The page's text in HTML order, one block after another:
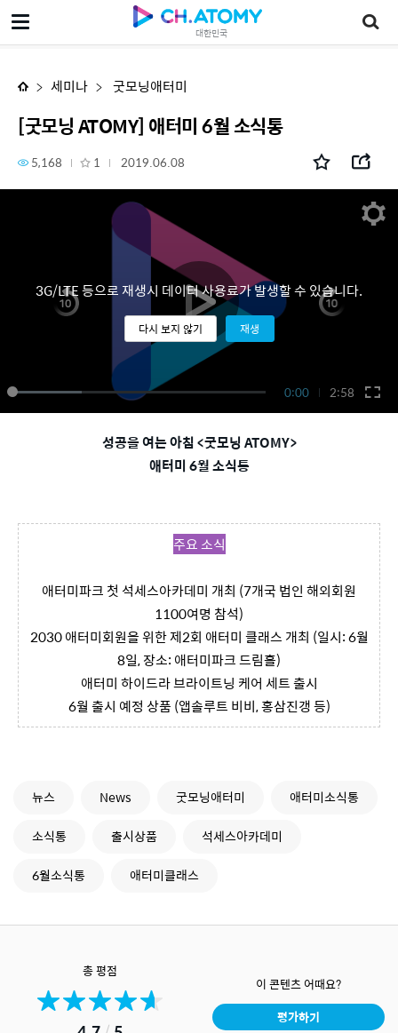
대한민국
[굿모닝 ATOMY] 애터미 6월 소식통
세미나 굿모닝애터미
[굿모닝 ATOMY] 애터미 6월 소식통
5,168 1 2019.06.08
0:00 2:58
3G/LTE 등으로 재생시 데이터 사용료가 발생할 수 있습니다.
다시 보지 않기 재생
성공을 여는 아침 <굿모닝 ATOMY>
애터미 6월 소식통
주요 소식
애터미파크 첫 석세스아카데미 개최 (7개국 법인 해외회원
1100여명 참석)
2030 애터미회원을 위한 제2회 애터미 클래스 개최 (일시: 6월
8일, 장소: 애터미파크 드림홀)
애터미 하이드라 브라이트닝 케어 세트 출시
6월 출시 예정 상품 (앱솔루트 비비, 홍삼진갱 등)
뉴스 News 굿모닝애터미
애터미소식통
소식통
출시상품
석세스아카데미
6월소식통
애터미클래스
총 평점
이 콘텐츠 어때요?
평가하기